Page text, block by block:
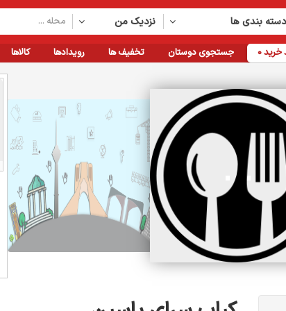
نزدیک من بندی ها
کالاها رویدادها تخفیف ها جستجوی دوستان خرید0